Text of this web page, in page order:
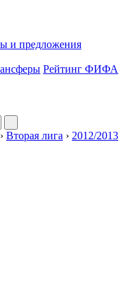
и предложения
Рейтинг ФИФА
› Вторая лига › 2012/2013